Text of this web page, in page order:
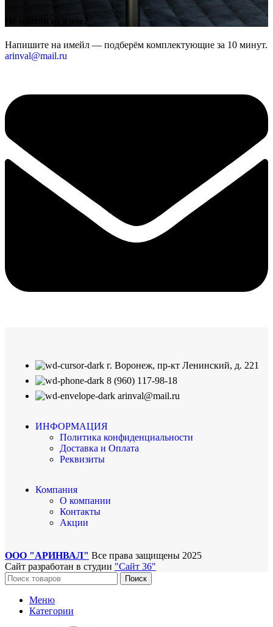
Не нашли нужное?
Напишите на имейл — подберём комплектующие за 10 минут.
arinval@mail.ru
г. Воронеж, пр-кт Ленинский, д. 221
8 (960) 117-98-18
arinval@mail.ru
ИНФОРМАЦИЯ
Политика конфиденциальности
Доставка и Оплата
Реквизиты
Компания
О компании
Контакты
Акции
ООО "АРИНВАЛ" Все права защищены 2025
Сайт разработан в студии "Сайт 36"
Поиск
Меню
Категории